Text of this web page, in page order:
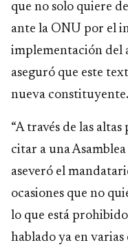
que no solo quiere
ante la ONU por el
implementación del
aseguró que este
nueva constituyente.
“A través de las
citar a una
aseveró el
ocasiones que no
lo que está
hablado ya en varias